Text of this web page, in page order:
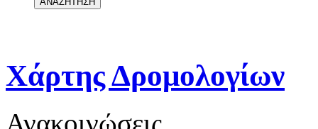
Χάρτης Δρομολογίων
Ανακοινώσεις